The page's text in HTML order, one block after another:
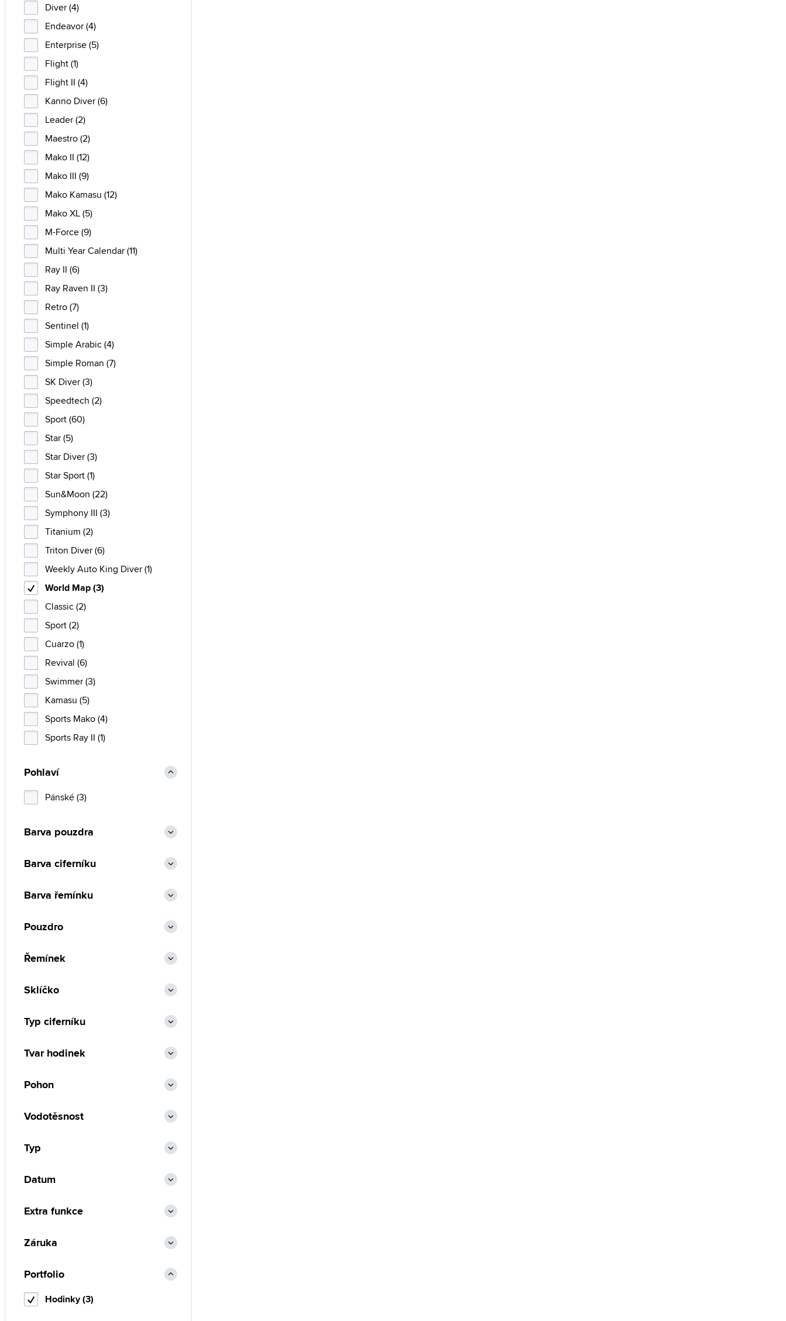
Diver (4)
Endeavor (4)
Enterprise (5)
Flight (1)
Flight II (4)
Kanno Diver (6)
Leader (2)
Maestro (2)
Mako II (12)
Mako III (9)
Mako Kamasu (12)
Mako XL (5)
M-Force (9)
Multi Year Calendar (11)
Ray II (6)
Ray Raven II (3)
Retro (7)
Sentinel (1)
Simple Arabic (4)
Simple Roman (7)
SK Diver (3)
Speedtech (2)
Sport (60)
Star (5)
Star Diver (3)
Star Sport (1)
Sun&Moon (22)
Symphony III (3)
Titanium (2)
Triton Diver (6)
Weekly Auto King Diver (1)
World Map (3)
Classic (2)
Sport (2)
Cuarzo (1)
Revival (6)
Swimmer (3)
Kamasu (5)
Sports Mako (4)
Sports Ray II (1)
Pohlaví
Pánské (3)
Barva pouzdra
Barva ciferníku
Barva řemínku
Pouzdro
Řemínek
Sklíčko
Typ ciferníku
Tvar hodinek
Pohon
Vodotěsnost
Typ
Datum
Extra funkce
Záruka
Portfolio
Hodinky (3)